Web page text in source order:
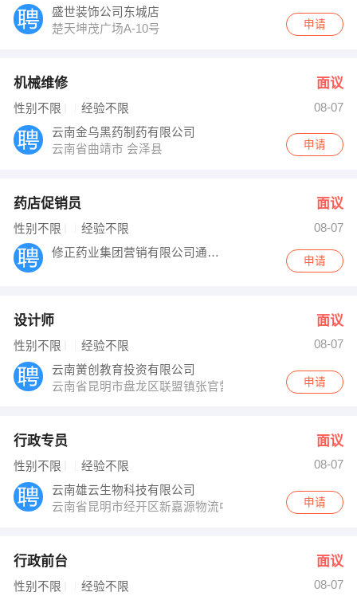
盛世装饰公司东城店
楚天坤茂广场A-10号
申请
机械维修 面议
性别不限 经验不限
08-07
云南金乌黑药制药有限公司
云南省曲靖市 会泽县
申请
药店促销员 面议
性别不限 经验不限
08-07
修正药业集团营销有限公司通药分公司
申请
设计师 面议
性别不限 经验不限
08-07
云南黉创教育投资有限公司
云南省昆明市盘龙区联盟镇张官营丽水天锦北区A幢13层
申请
行政专员 面议
性别不限 经验不限
08-07
云南雄云生物科技有限公司
云南省昆明市经开区新嘉源物流中心A区16栋4楼申请
行政前台 面议
性别不限 经验不限
08-07